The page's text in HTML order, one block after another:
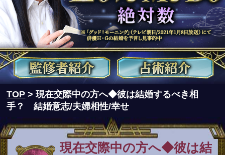
TOP > 現在交際中の方へ◆彼は結婚するべき相
手？ 結婚意志/夫婦相性/幸せ
現在交際中の方へ◆彼は結